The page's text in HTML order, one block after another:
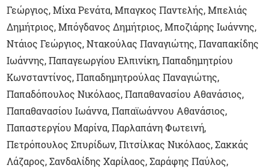
Γεώργιος, Μίχα Ρενάτα, Μπαγκος Παντελής, Μπελιάς
Δημήτριος, Μπόγδανος Δημήτριος, Μποζιάρης Ιωάννης,
Ντάιος Γεώργιος, Ντακούλας Παναγιώτης, Παναπακίδης
Ιωάννης, Παπαγεωργίου Ελπινίκη, Παπαδημητρίου
Κωνσταντίνος, Παπαδημητρούλας Παναγιώτης,
Παπαδόπουλος Νικόλαος, Παπαθανασίου Αθανάσιος,
Παπαθανασίου Ιωάννα, Παπαϊωάννου Αθανάσιος,
Παπαστεργίου Μαρίνα, Παρλαπάνη Φωτεινή,
Πετρόπουλος Σπυρίδων, Πιτσίλκας Νικόλαος, Σακκάς
Λάζαρος, Σανδαλίδης Χαρίλαος, Σαράφης Παύλος,